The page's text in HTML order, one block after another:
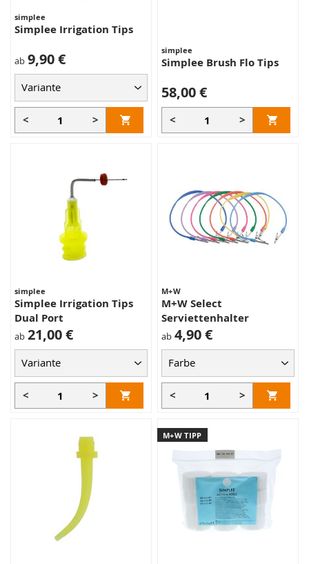
simplee
Simplee Irrigation Tips
ab 9,90 €
< >
simplee
Simplee Brush Flo Tips
58,00 €
< >
simplee
Simplee Irrigation Tips
Dual Port
ab 21,00 €
< >
M+W
M+W Select
Serviettenhalter
ab 4,90 €
< >
M+W TIPP